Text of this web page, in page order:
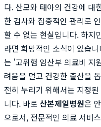
다. 산모와 태아의 건강에 대
한 검사와 집중적인 관리로
할 수 없는 현실입니다. 하지
라면 희망적인 소식이 있습
는 '고위험 임산부 의료비 지
려움을 덜고 건강한 출산을
전히 누리기 위해서는 지정
니다. 바로 산본제일병원은
으로서, 전문적인 의료 서비